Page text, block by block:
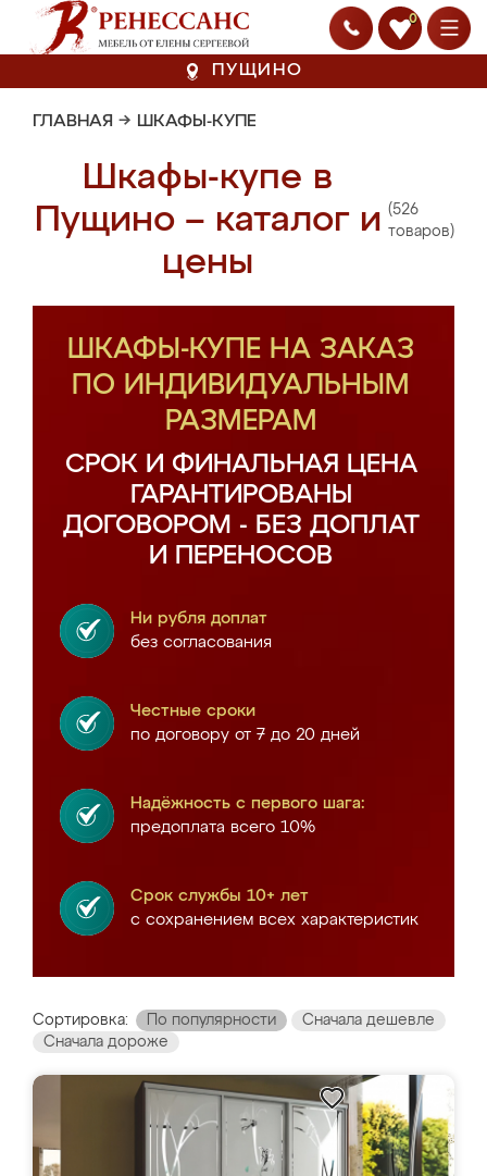
0
ПУЩИНО
ГЛАВНАЯ → ШКАФЫ-КУПЕ
Шкафы-купе в
Пущино – каталог и
цены
(526
товаров)
ШКАФЫ-КУПЕ НА ЗАКАЗ
ПО ИНДИВИДУАЛЬНЫМ
РАЗМЕРАМ
СРОК И ФИНАЛЬНАЯ ЦЕНА
ГАРАНТИРОВАНЫ
ДОГОВОРОМ - БЕЗ ДОПЛАТ
И ПЕРЕНОСОВ
Ни рубля доплат
без согласования
Честные сроки
по договору от 7 до 20 дней
Надёжность с первого шага:
предоплата всего 10%
Срок службы 10+ лет
с сохранением всех характеристик
Сортировка: По популярности
Сначала дешевле
Сначала дороже